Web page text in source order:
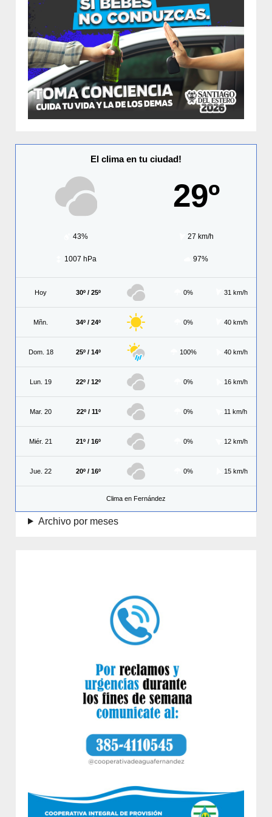
El clima en tu ciudad!
29º
43% 27 km/h
1007 hPa 97%
Hoy 30º / 25º 0% 31 km/h
Mñn. 34º / 24º 0% 40 km/h
Dom. 18 25º / 14º 100% 40 km/h
Lun. 19 22º / 12º 0% 16 km/h
Mar. 20 22º / 11º 0% 11 km/h
Miér. 21 21º / 16º 0% 12 km/h
Jue. 22 20º / 16º 0% 15 km/h
Clima en Fernández
Archivo por meses